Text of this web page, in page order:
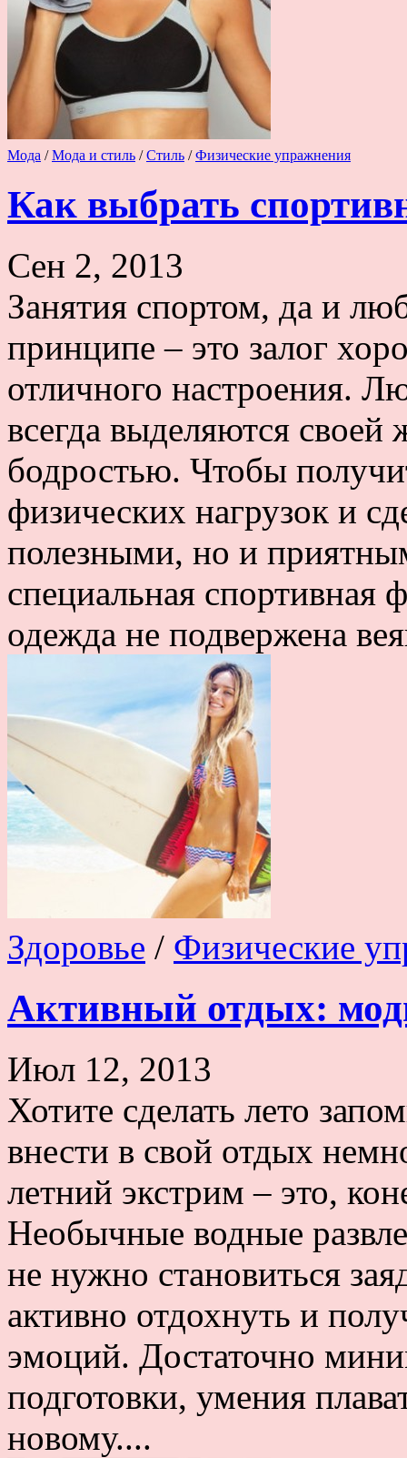
Мода /Мода и стиль /Стиль /Физические упражнения
Как выбрать
Сен 2, 2013
Занятия спортом, да и
принципе – это залог
отличного настроения.
всегда выделяются
бодростью. Чтобы
физических нагрузок и
полезными, но и
специальная спортивная
одежда не подвержена
Здоровье / Физические
Активный отдых:
Июл 12, 2013
Хотите сделать лето
внести в свой отдых
летний экстрим – это,
Необычные водные
не нужно становиться
активно отдохнуть и
эмоций. Достаточно
подготовки, умения
новому....